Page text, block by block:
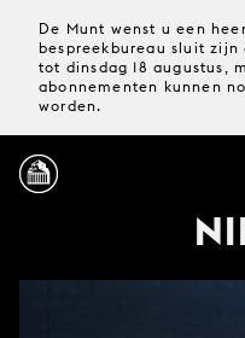
De Munt wenst u een
bespreekbureau sluit
tot dinsdag 18 augustus,
abonnementen kunnen
worden.